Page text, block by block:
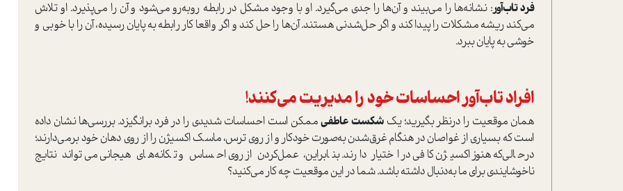
فرد تاب‌آور: نشانه‌ها را می‌بیند و آن‌ها را جدی می‌گیرد. او با وجود مشکل در رابطه روبه‌رو می‌شود و آن را می‌پذیرد. او تلاش
می‌کند ریشه مشکلات را پیدا کند و اگر حل‌شدنی هستند‌. آن‌ها را حل کند و اگر واقعا کار رابطه به پایان رسیده، آن را با خوبی و
خوشی به پایان ببرد.
افراد تاب‌آور احساسات خود را مدیریت می‌کنند!
همان موقعیت را در‌نظر بگیرید؛ یک شکست عاطفیممکن ا‌ست احساسات شدیدی را در فرد برانگیزد. بررسی‌ها نشان داده
ا‌ست که بسیاری از غواصان در هنگام غرق‌شدن به‌صورت خودکار و از روی ترس، ماسک اکسیژن را از روی دهان خود برمی‌دارند؛
در‌حالی‌که هنوز اکسیژن کافی در اختیار دارند. بنابراین، عمل‌کردن از روی احساس و تکانه‌های هیجانی می‌تواند نتایج
ناخوشایندی برای ما به‌دنبال داشته باشد. شما در این موقعیت چه کار می‌کنید؟